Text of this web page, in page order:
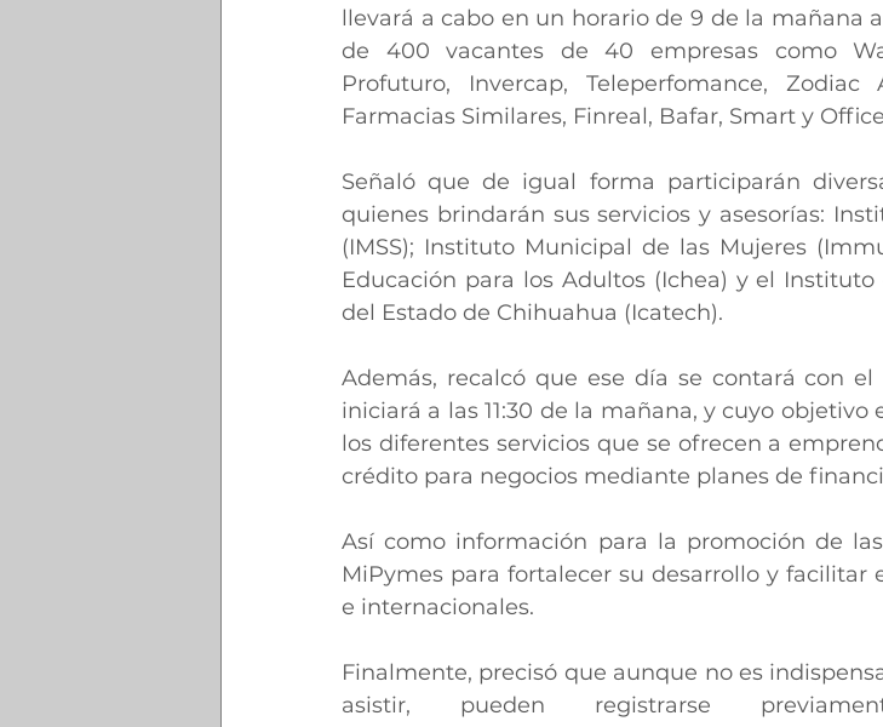
llevará a cabo en un horario de 9 de la mañana
de 400 vacantes de 40 empresas como
Profuturo, Invercap, Teleperfomance, Zodiac
Farmacias Similares, Finreal, Bafar, Smart y
Señaló que de igual forma participarán
quienes brindarán sus servicios y asesorías:
(IMSS); Instituto Municipal de las Mujeres
Educación para los Adultos (Ichea) y el
del Estado de Chihuahua (Icatech).
Además, recalcó que ese día se contará con
iniciará a las 11:30 de la mañana, y cuyo
los diferentes servicios que se ofrecen a
crédito para negocios mediante planes de
Así como información para la promoción de
MiPymes para fortalecer su desarrollo y facilitar
e internacionales.
Finalmente, precisó que aunque no es